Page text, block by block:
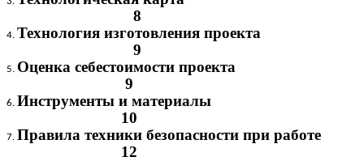
Технология изготовления проекта
Оценка себестоимости проекта
Инструменты и материалы
Правила техники безопасности при работе